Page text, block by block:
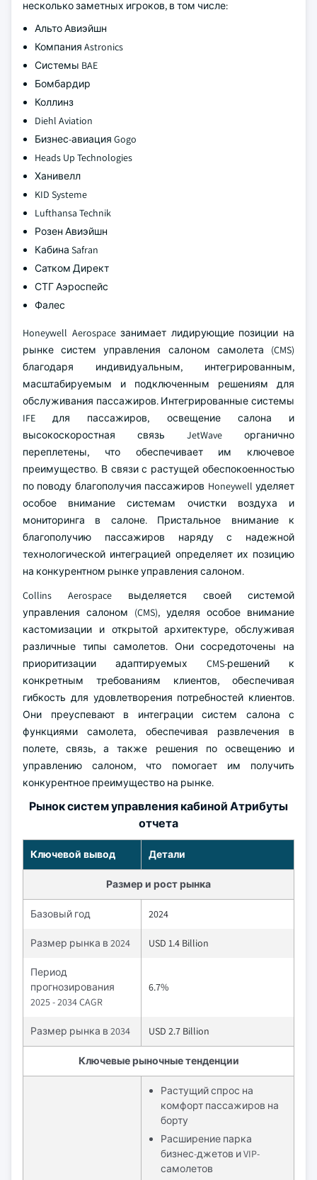
несколько заметных игроков, в том числе:
Альто Авиэйшн
Компания Astronics
Системы BAE
Бомбардир
Коллинз
Diehl Aviation
Бизнес-авиация Gogo
Heads Up Technologies
Ханивелл
KID Systeme
Lufthansa Technik
Розен Авиэйшн
Кабина Safran
Сатком Директ
СТГ Аэроспейс
Фалес
Honeywell Aerospace занимает лидирующие позиции на
рынке систем управления салоном самолета (CMS)
благодаря индивидуальным, интегрированным,
масштабируемым и подключенным решениям для
обслуживания пассажиров. Интегрированные системы
IFE для пассажиров, освещение салона и
высокоскоростная связь JetWave органично
переплетены, что обеспечивает им ключевое
преимущество. В связи с растущей обеспокоенностью
по поводу благополучия пассажиров Honeywell уделяет
особое внимание системам очистки воздуха и
мониторинга в салоне. Пристальное внимание к
благополучию пассажиров наряду с надежной
технологической интеграцией определяет их позицию
на конкурентном рынке управления салоном.
Collins Aerospace выделяется своей системой
управления салоном (CMS), уделяя особое внимание
кастомизации и открытой архитектуре, обслуживая
различные типы самолетов. Они сосредоточены на
приоритизации адаптируемых CMS-решений к
конкретным требованиям клиентов, обеспечивая
гибкость для удовлетворения потребностей клиентов.
Они преуспевают в интеграции систем салона с
функциями самолета, обеспечивая развлечения в
полете, связь, а также решения по освещению и
управлению салоном, что помогает им получить
конкурентное преимущество на рынке.
Рынок систем управления кабиной Атрибуты
отчета
Ключевой вывод Детали
Размер и рост рынка
Базовый год 2024
Размер рынка в 2024 USD 1.4 Billion
Период
прогнозирования
2025 - 2034 CAGR
6.7%
Размер рынка в 2034 USD 2.7 Billion
Ключевые рыночные тенденции
Растущий спрос на
комфорт пассажиров на
борту
Расширение парка
бизнес-джетов и VIP-
самолетов